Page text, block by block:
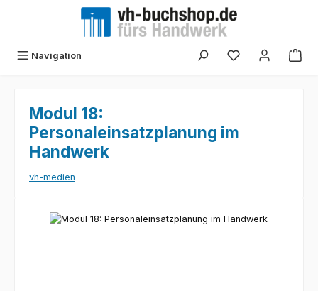
Zum Hauptinhalt springen
Navigation
Modul 18:
Personaleinsatzplanung im
Handwerk
vh-medien
Bildergalerie überspringen